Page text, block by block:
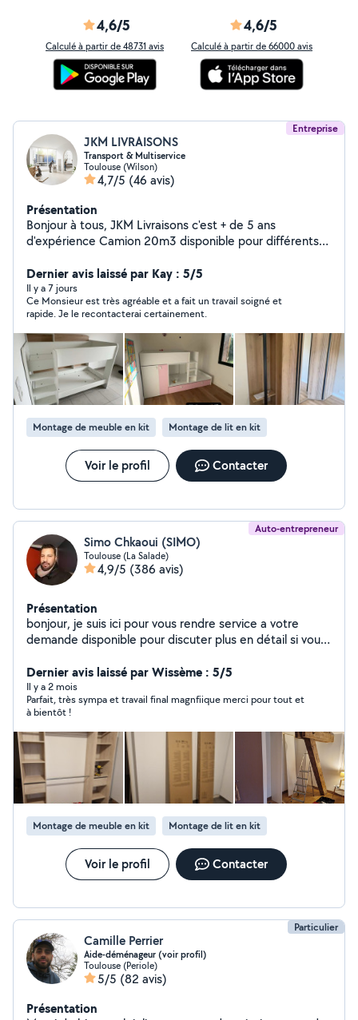
4,6/5
Calculé à partir de 48731 avis
4,6/5
Calculé à partir de 66000 avis
Entreprise
JKM LIVRAISONS
Transport & Multiservice
Toulouse (Wilson)
4,7/5 (46 avis)
Présentation
Bonjour à tous, JKM Livraisons c'est + de 5 ans
d'expérience Camion 20m3 disponible pour différents
etc) - Transport (déménagement, débarras) - Montage
& Installation (tout types) Dynamique et professionnel,
nous proposons un service de qualité en essayant de
s'adapter à votre budget, si vous avez la moindre
question n'hésitez pas je me ferais un plaisir de vous
répondre.
Dernier avis laissé par Kay : 5/5
Il y a 7 jours
Ce Monsieur est très agréable et a fait un travail soigné et
rapide. Je le recontacterai certainement.
Montage de meuble en kit Montage de lit en kit
Voir le profil Contacter
Auto-entrepreneur
Simo Chkaoui (SIMO)
Toulouse (La Salade)
4,9/5 (386 avis)
Présentation
bonjour, je suis ici pour vous rendre service a votre
demande disponible pour discuter plus en détail si vous
société d entretien et rénovation des maisons et des
appartements. n hésitez pas à me contacter à votre
service
Dernier avis laissé par Wissème : 5/5
Il y a 2 mois
Parfait, très sympa et travail final magnfiique merci pour tout et
à bientôt !
Montage de meuble en kit Montage de lit en kit
Voir le profil Contacter
Particulier
Camille Perrier
Aide-déménageur (voir profil)
Toulouse (Periole)
5/5 (82 avis)
Présentation